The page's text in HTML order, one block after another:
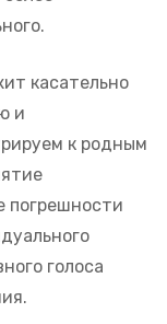
касательно
и
к родным
погрешности
голоса